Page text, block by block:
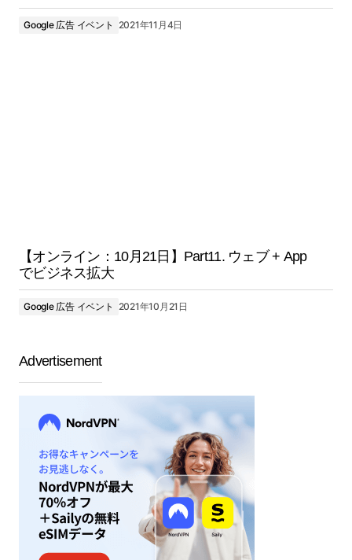
Google 広告 イベント 2021年11月4日
【オンライン：10月21日】Part11. ウェブ + App
でビジネス拡大
Google 広告 イベント 2021年10月21日
Advertisement